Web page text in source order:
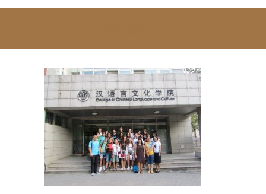
ESTUDAR
EVENTOS
NOTÍCIAS
GALERIA